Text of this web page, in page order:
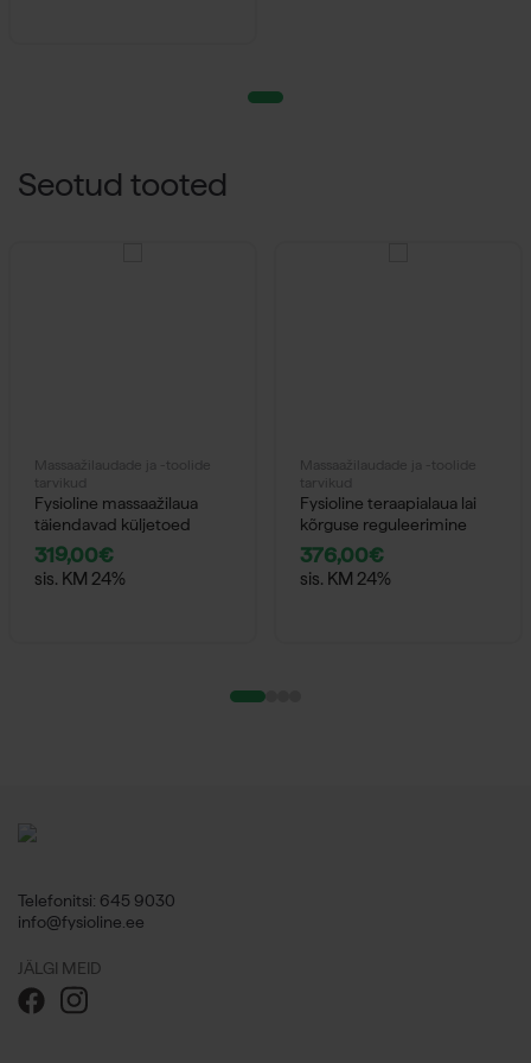
Seotud tooted
Massaažilaudade ja -toolide
tarvikud
Fysioline massaažilaua
täiendavad küljetoed
319,00€
sis. KM 24%
Massaažilaudade ja -toolide
tarvikud
Fysioline teraapialaua lai
kõrguse reguleerimine
376,00€
sis. KM 24%
Telefonitsi: 645 9030
info@fysioline.ee
JÄLGI MEID